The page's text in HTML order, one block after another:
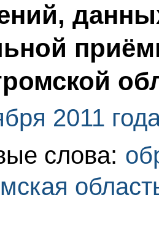
2011
слова: